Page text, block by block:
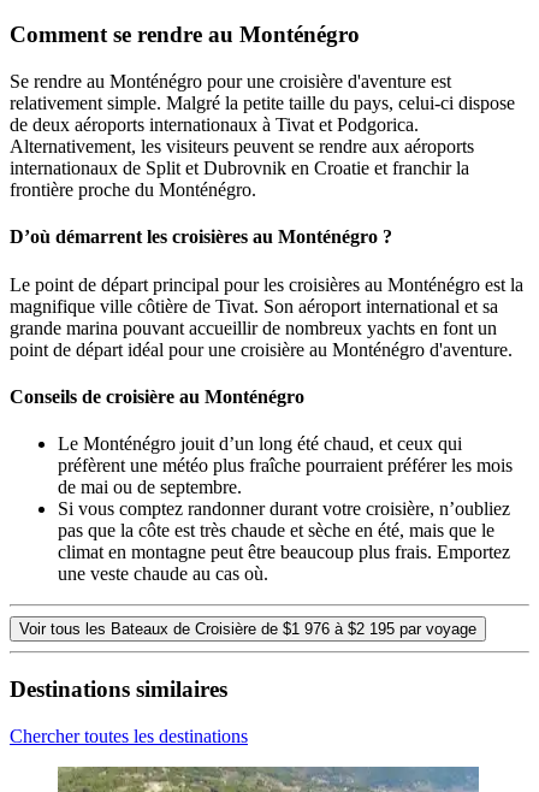
Comment se rendre au Monténégro
Se rendre au Monténégro pour une croisière d'aventure est
relativement simple. Malgré la petite taille du pays, celui-ci dispose
de deux aéroports internationaux à Tivat et Podgorica.
Alternativement, les visiteurs peuvent se rendre aux aéroports
internationaux de Split et Dubrovnik en Croatie et franchir la
frontière proche du Monténégro.
D’où démarrent les croisières au Monténégro ?
Le point de départ principal pour les croisières au Monténégro est la
magnifique ville côtière de Tivat. Son aéroport international et sa
grande marina pouvant accueillir de nombreux yachts en font un
point de départ idéal pour une croisière au Monténégro d'aventure.
Conseils de croisière au Monténégro
Le Monténégro jouit d’un long été chaud, et ceux qui
préfèrent une météo plus fraîche pourraient préférer les mois
de mai ou de septembre.
Si vous comptez randonner durant votre croisière, n’oubliez
pas que la côte est très chaude et sèche en été, mais que le
climat en montagne peut être beaucoup plus frais. Emportez
une veste chaude au cas où.
Voir tous les Bateaux de Croisière de $1 976 à $2 195 par voyage
Destinations similaires
Chercher toutes les destinations